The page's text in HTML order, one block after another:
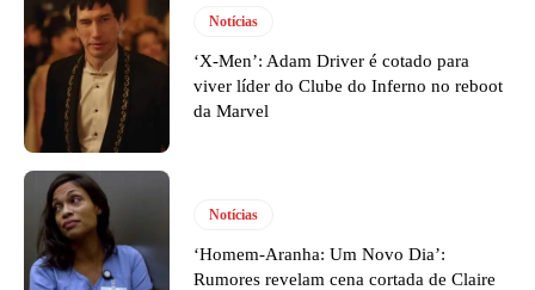
Notícias
‘X-Men’: Adam Driver é cotado para
viver líder do Clube do Inferno no reboot
da Marvel
Notícias
‘Homem-Aranha: Um Novo Dia’:
Rumores revelam cena cortada de Claire